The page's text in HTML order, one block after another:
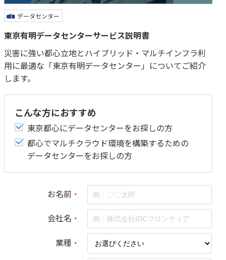
データセンター
東京有明データセンターサービス説明書
災害に強い都心立地とハイブリッド・マルチインフラ利
用に最適な「東京有明データセンター」についてご紹介
します。
こんな方におすすめ
東京都心にデータセンターをお探しの方
都心でマルチクラウド環境を構築するための
データセンターをお探しの方
お名前 *
会社名 *
業種 *